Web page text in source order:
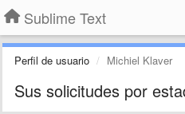
Sublime Text
Perfil de usuario Michiel Klaver
Sus solicitudes por